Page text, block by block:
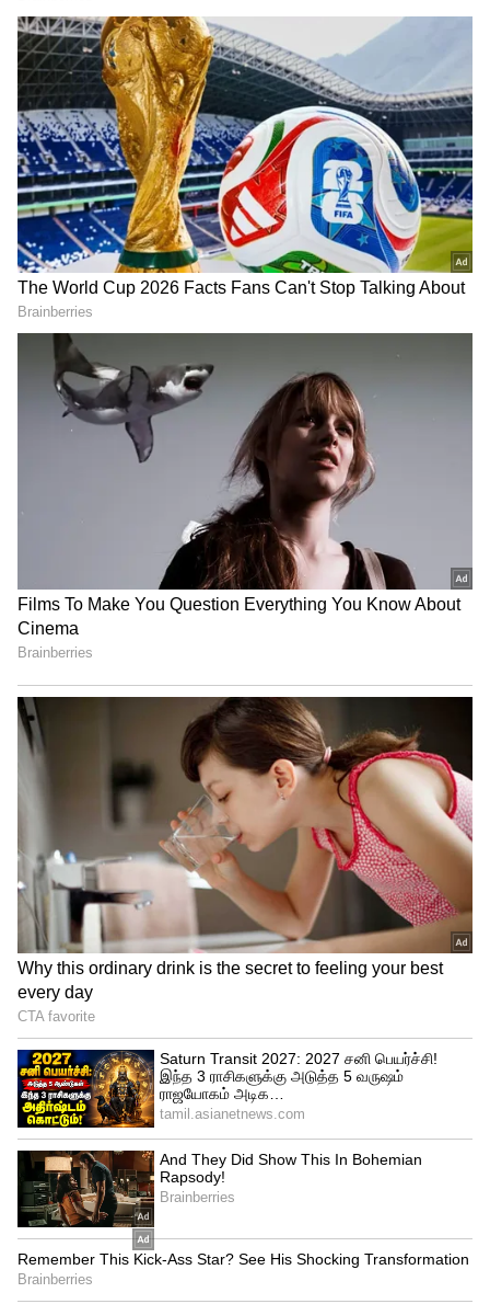
அப்படி நடந்தால் குணசேகரன் ஈஸியாக
வழக்கில் இருந்து வெளிவந்துவிடுவார்.
Ethirneechal Thodargiradhu : தர்ஷினி பற்றி
கிடைத்த ஹிண்ட்... காப்பாற்ற களத்தில்
குதித்த ஜனனி..!
Related Articles
Ethirneechal Thodargiradhu : தர்ஷினி
பற்றி கிடைத்த ஹிண்ட்... காப்பாற்ற
களத்தில் குதித்த ஜனனி..!
Ethirneechal Thodargiradhu : விசாலாட்சி
போட்ட கண்டிஷன்; உண்ணாவிரதத்தை
கைவிட்ட ஜனனி..!
3
4
Image Credit :Youtube/suntv
தர்ஷினியின் தரமான சம்பவம்
ஆனால் ராவணன் அப்படியெல்லாம்
நடக்கவிடமாட்டார். ஏனெனில் ஆதி
குணசேகரனை பழிவாங்கும் நோக்கத்தில்